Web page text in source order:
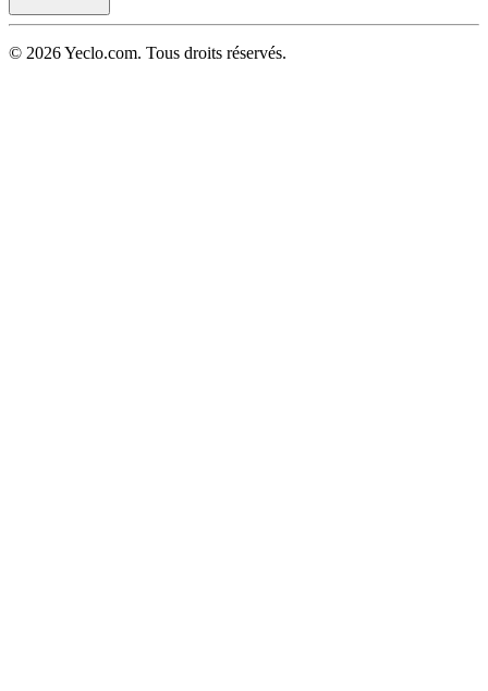
© 2026 Yeclo.com. Tous droits réservés.